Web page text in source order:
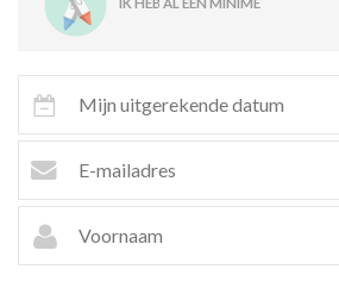
IK HEB AL EEN MINIME